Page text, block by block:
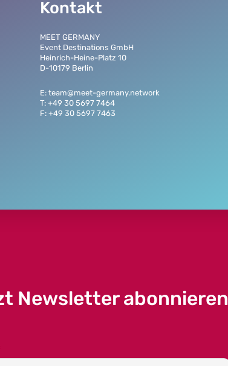
Kontakt
MEET GERMANY
Event Destinations GmbH
Heinrich-Heine-Platz 10
D-10179 Berlin
E: team@meet-germany.network
T: +49 30 5697 7464
F: +49 30 5697 7463
Newsletter abonnieren